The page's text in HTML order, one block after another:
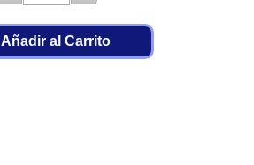
Añadir al Carrito